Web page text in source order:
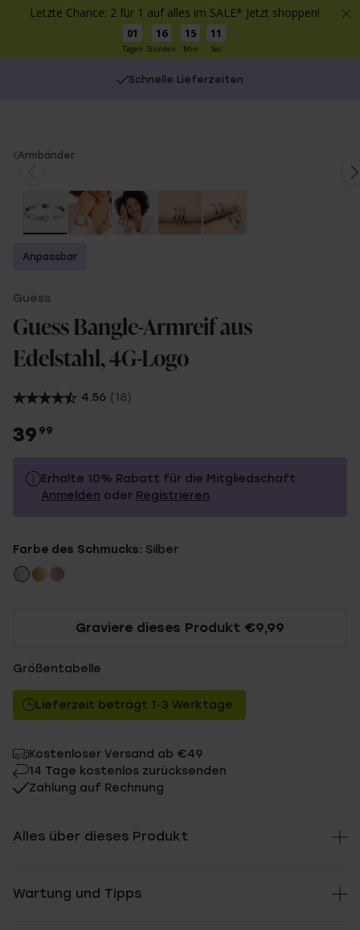
Letzte Chance: 2 für 1 auf alles im SALE* Jetzt shoppen!
01
Tagen
16
Stunden
15
Min
10
Sec
Schnelle Lieferzeiten
You
Armbänder
Anpassbar
Guess
Guess Bangle-Armreif aus
Edelstahl, 4G-Logo
4.56 (18)
39 99
Erhalte 10% Rabatt für die Mitgliedschaft
Anmelden oder Registrieren
Ohne Mitgliederrabatt
Farbe des Schmucks: Silber
Graviere dieses Produkt €9,99
Größentabelle
Lieferzeit beträgt 1-3 Werktage
Kostenloser Versand ab €49
14 Tage kostenlos zurücksenden
Zahlung auf Rechnung
Alles über dieses Produkt
Wartung und Tipps